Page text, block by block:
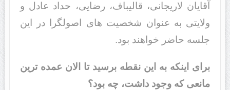
آقایان لاریجانی، قالیباف، رضایی، حداد عادل و
ولایتی به عنوان شخصیت های اصولگرا در این
جلسه حاضر خواهند بود.
برای اینکه به این نقطه برسید تا الان عمده ترین
مانعی که وجود داشت، چه بود؟